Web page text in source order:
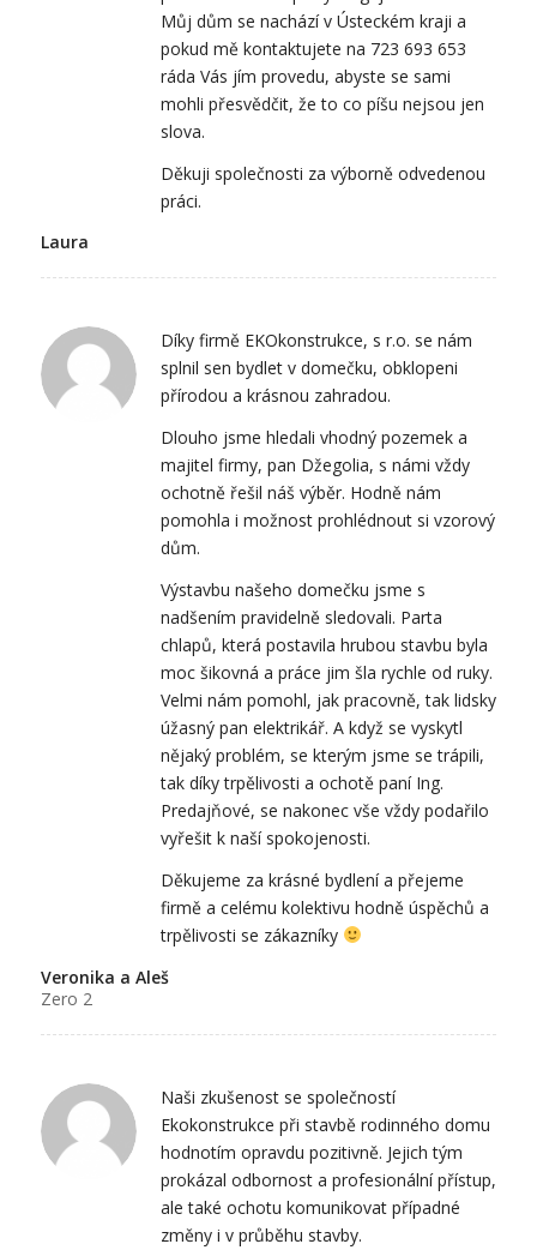
Můj dům se nachází v Ústeckém kraji a
pokud mě kontaktujete na 723 693 653
ráda Vás jím provedu, abyste se sami
mohli přesvědčit, že to co píšu nejsou jen
slova.
Děkuji společnosti za výborně odvedenou
práci.
Laura
Díky firmě EKOkonstrukce, s r.o. se nám
splnil sen bydlet v domečku, obklopeni
přírodou a krásnou zahradou.
Dlouho jsme hledali vhodný pozemek a
majitel firmy, pan Džegolia, s námi vždy
ochotně řešil náš výběr. Hodně nám
pomohla i možnost prohlédnout si vzorový
dům.
Výstavbu našeho domečku jsme s
nadšením pravidelně sledovali. Parta
chlapů, která postavila hrubou stavbu byla
moc šikovná a práce jim šla rychle od ruky.
Velmi nám pomohl, jak pracovně, tak lidsky
úžasný pan elektrikář. A když se vyskytl
nějaký problém, se kterým jsme se trápili,
tak díky trpělivosti a ochotě paní Ing.
Predajňové, se nakonec vše vždy podařilo
vyřešit k naší spokojenosti.
Děkujeme za krásné bydlení a přejeme
firmě a celému kolektivu hodně úspěchů a
trpělivosti se zákazníky
Veronika a Aleš
Zero 2
Naši zkušenost se společností
Ekokonstrukce při stavbě rodinného domu
hodnotím opravdu pozitivně. Jejich tým
prokázal odbornost a profesionální přístup,
ale také ochotu komunikovat případné
změny i v průběhu stavby.